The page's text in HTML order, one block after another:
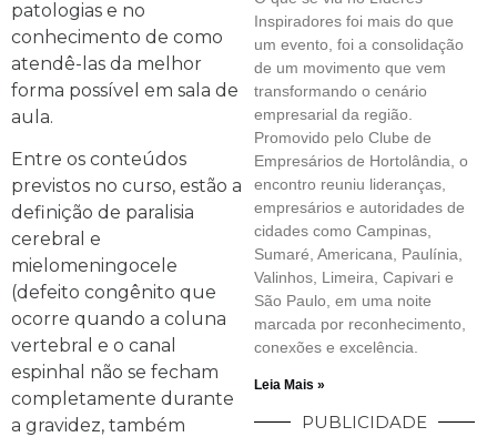
patologias e no
conhecimento de como
atendê-las da melhor
forma possível em sala de
aula.
Entre os conteúdos
previstos no curso, estão a
definição de paralisia
cerebral e
mielomeningocele
(defeito congênito que
ocorre quando a coluna
vertebral e o canal
espinhal não se fecham
completamente durante
a gravidez, também
Inspiradores foi mais do que
um evento, foi a consolidação
de um movimento que vem
transformando o cenário
empresarial da região.
Promovido pelo Clube de
Empresários de Hortolândia, o
encontro reuniu lideranças,
empresários e autoridades de
cidades como Campinas,
Sumaré, Americana, Paulínia,
Valinhos, Limeira, Capivari e
São Paulo, em uma noite
marcada por reconhecimento,
conexões e excelência.
Leia Mais »
PUBLICIDADE